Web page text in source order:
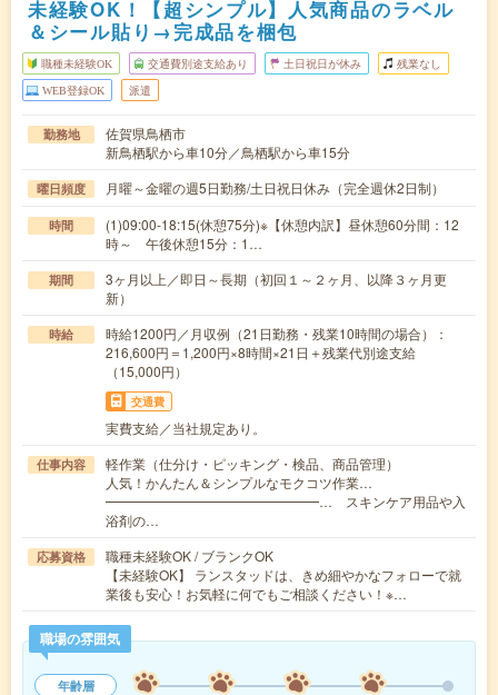
未経験OK！【超シンプル】人気商品のラベル
＆シール貼り→完成品を梱包
職種未経験OK 交通費別途支給あり 土日祝日が休み 残業なし
WEB登録OK 派遣
勤務地
佐賀県鳥栖市
新鳥栖駅から車10分／鳥栖駅から車15分
曜日頻度 月曜～金曜の週5日勤務/土日祝日休み（完全週休2日制）
時間
(1)09:00-18:15(休憩75分)※【休憩内訳】昼休憩60分間：12
時～ 午後休憩15分：1…
期間
3ヶ月以上／即日～長期（初回１～２ヶ月、以降３ヶ月更
新）
時給
時給1200円／月収例（21日勤務・残業10時間の場合）：
216,600円＝1,200円×8時間×21日＋残業代別途支給
（15,000円）
交通費
実費支給／当社規定あり。
仕事内容
軽作業（仕分け・ピッキング・検品、商品管理）
人気！かんたん＆シンプルなモクコツ作業…
━━━━━━━━━━━━━━━━… スキンケア用品や入
浴剤の…
応募資格
職種未経験OK / ブランクOK
【未経験OK】 ランスタッドは、きめ細やかなフォローで就
業後も安心！お気軽に何でもご相談ください！※…
職場の雰囲気
年齢層